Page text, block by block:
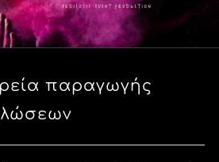
εκδηλώσεων
παραγωγής